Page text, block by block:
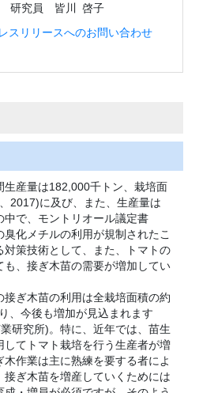
研究員 皆川 啓子
スリリースへのお問い合わせ
生産量は182,000千トン、栽培面
2017)に及び、また、生産量は
で、モントリオール議定書
化メチルの利用が規制されたこ
対策技術として、また、トマトの
、接ぎ木苗の需要が増加してい
接ぎ木苗の利用は全栽培面積の約
、今後も増加が見込まれます
研究所)。特に、近年では、苗生
してトマト栽培を行う生産者が増
作業は主に熟練を要する者によ
ぎ木苗を増産していくためには